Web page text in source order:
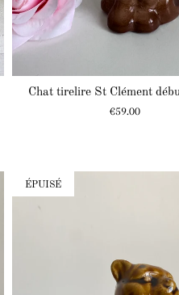
Chat tirelire St Clément
Prix
€59.00
ÉPUISÉ